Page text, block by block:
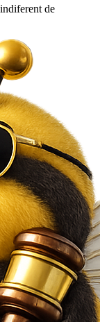
de